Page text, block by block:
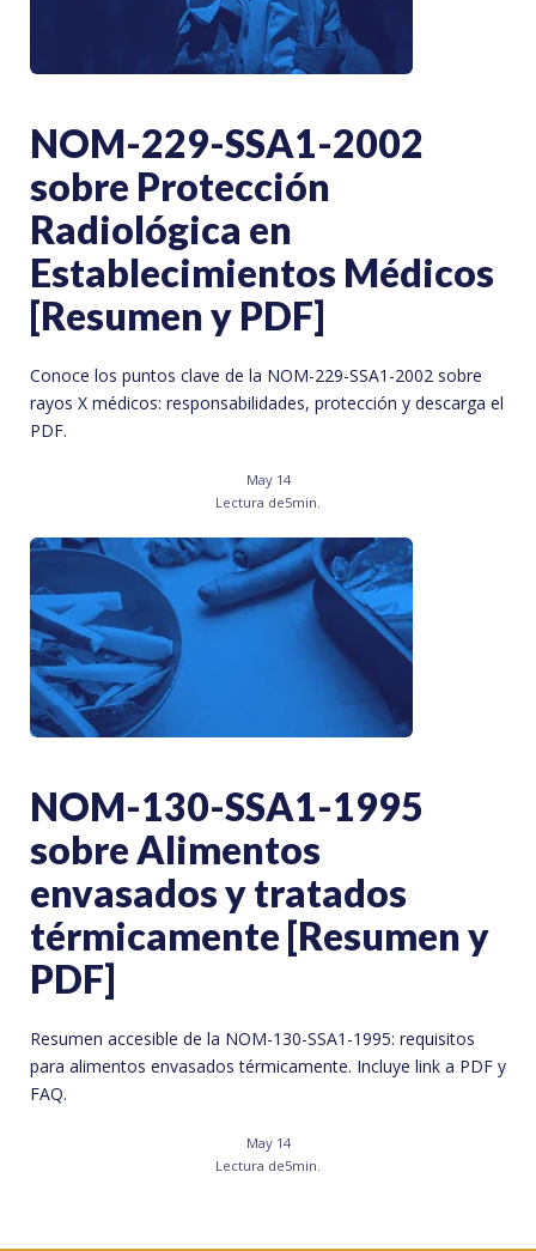
NOM-229-SSA1-2002
sobre Protección
Radiológica en
Establecimientos Médicos
[Resumen y PDF]
Conoce los puntos clave de la NOM-229-SSA1-2002 sobre
rayos X médicos: responsabilidades, protección y descarga el
PDF.
May 14
Lectura de5min.
NOM-130-SSA1-1995
sobre Alimentos
envasados y tratados
térmicamente [Resumen y
PDF]
Resumen accesible de la NOM-130-SSA1-1995: requisitos
para alimentos envasados térmicamente. Incluye link a PDF y
FAQ.
May 14
Lectura de5min.